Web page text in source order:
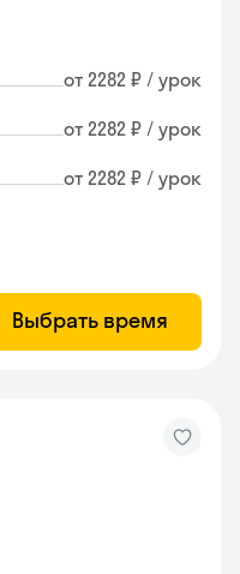
от 2282 ₽ / урок
от 2282 ₽ / урок
от 2282 ₽ / урок
Выбрать время